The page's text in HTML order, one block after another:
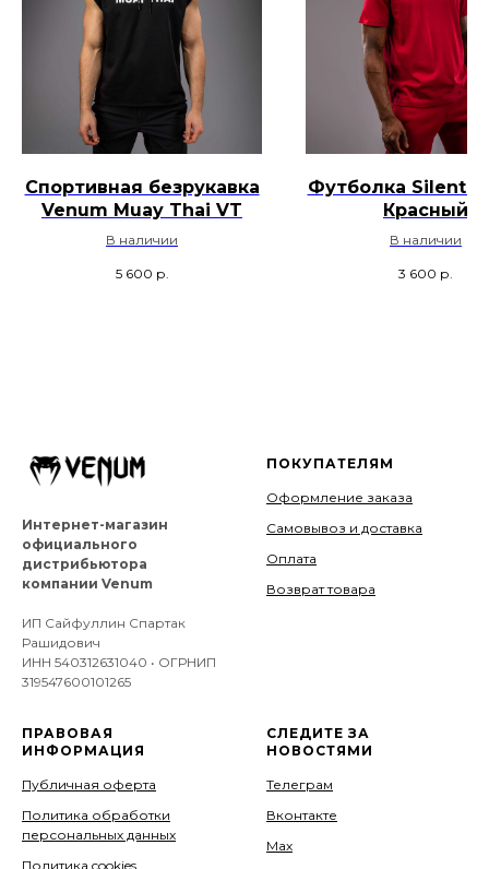
Спортивная безрукавка
Venum Muay Thai VT
В наличии
5 600 р.
Футболка Silent
Красный
В наличии
3 600 р.
Интернет-магазин
официального
дистрибьютора
компании Venum
ИП Сайфуллин Спартак
Рашидович
ИНН 540312631040 • ОГРНИП
319547600101265
ПОКУПАТЕЛЯМ
Оформление заказа
Самовывоз и доставка
Оплата
Возврат товара
ПРАВОВАЯ
ИНФОРМАЦИЯ
Публичная оферта
Политика обработки
персональных данных
Политика cookies
СЛЕДИТЕ ЗА
НОВОСТЯМИ
Телеграм
Вконтакте
Мах